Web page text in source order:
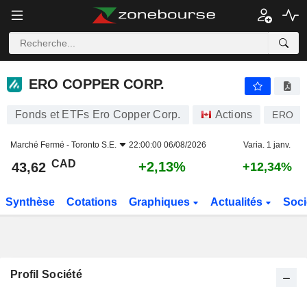
ERO COPPER CORP.
ERO COPPER CORP.
Fonds et ETFs Ero Copper Corp. Actions ERO
Marché Fermé - Toronto S.E. 22:00:00 06/08/2026 Varia. 1 janv.
43,62 CAD +2,13% +12,34%
Synthèse Cotations Graphiques Actualités
Profil Société